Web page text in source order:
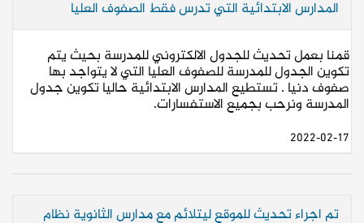
المدارس الابتدائية التي تدرس فقط الصفوف العليا
قمنا بعمل تحديث للجدول الالكتروني للمدرسة بحيث يتم
تكوين الجدول للمدرسة للصفوف العليا التي لا يتواجد بها
صفوف دنيا . تستطيع المدارس الابتدائية حاليا تكوين جدول
المدرسة ونرحب بجميع الاستفسارات.
2022-02-17
تم اجراء تحديث للموقع ليتلائم مع مدارس الثانوية نظام